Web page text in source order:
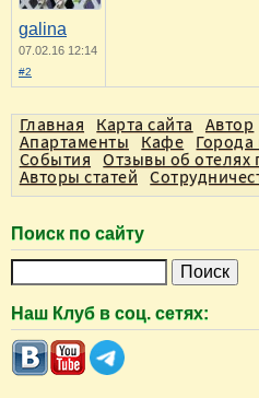
galina
07.02.16 12:14
#2
Главная Карта сайта Автор
Апартаменты
Кафе Города
События
Отзывы об отелях
Авторы статей
Поиск по сайту
и
с
к
Наш Клуб в соц. сетях: